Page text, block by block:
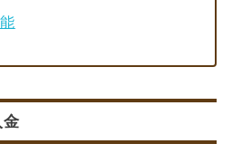
金